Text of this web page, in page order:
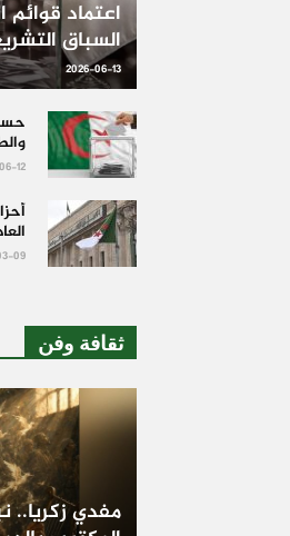
اعتماد
السباق
2026-06-13
12
09
ثقافة وفن
مفدي زكريا..